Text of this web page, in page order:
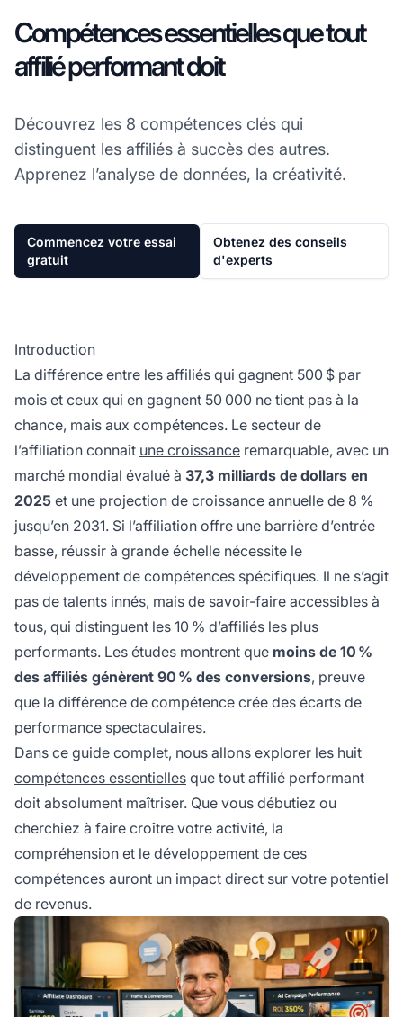
Compétences essentielles que tout
affilié performant doit
Découvrez les 8 compétences clés qui
distinguent les affiliés à succès des autres.
Apprenez l’analyse de données, la créativité.
Commencez votre essai
gratuit
Obtenez des conseils
d'experts
Introduction
La différence entre les affiliés qui gagnent 500 $ par
mois et ceux qui en gagnent 50 000 ne tient pas à la
chance, mais aux compétences. Le secteur de
l’affiliation connaît une croissance remarquable, avec un
marché mondial évalué à 37,3 milliards de dollars en
2025 et une projection de croissance annuelle de 8 %
jusqu’en 2031. Si l’affiliation offre une barrière d’entrée
basse, réussir à grande échelle nécessite le
développement de compétences spécifiques. Il ne s’agit
pas de talents innés, mais de savoir-faire accessibles à
tous, qui distinguent les 10 % d’affiliés les plus
performants. Les études montrent que moins de 10 %
des affiliés génèrent 90 % des conversions, preuve
que la différence de compétence crée des écarts de
performance spectaculaires.
Dans ce guide complet, nous allons explorer les huit
compétences essentielles que tout affilié performant
doit absolument maîtriser. Que vous débutiez ou
cherchiez à faire croître votre activité, la
compréhension et le développement de ces
compétences auront un impact direct sur votre potentiel
de revenus.